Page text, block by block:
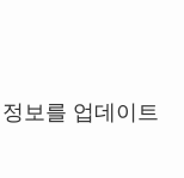
보를 업데이트